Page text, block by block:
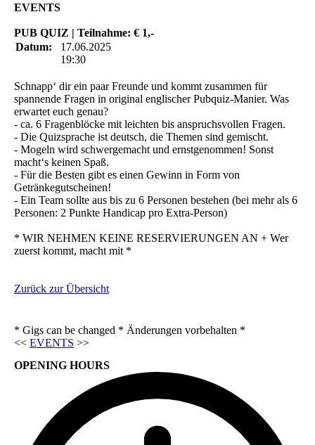
EVENTS
PUB QUIZ | Teilnahme: € 1,-
Datum:
17.06.2025
19:30
Schnapp‘ dir ein paar Freunde und kommt zusammen für
spannende Fragen in original englischer Pubquiz-Manier. Was
erwartet euch genau?
- ca. 6 Fragenblöcke mit leichten bis anspruchsvollen Fragen.
- Die Quizsprache ist deutsch, die Themen sind gemischt.
- Mogeln wird schwergemacht und ernstgenommen! Sonst
macht‘s keinen Spaß.
- Für die Besten gibt es einen Gewinn in Form von
Getränkegutscheinen!
- Ein Team sollte aus bis zu 6 Personen bestehen (bei mehr als 6
Personen: 2 Punkte Handicap pro Extra-Person)
* WIR NEHMEN KEINE RESERVIERUNGEN AN + Wer
zuerst kommt, macht mit *
Zurück zur Übersicht
* Gigs can be changed * Änderungen vorbehalten *
<< EVENTS >>
OPENING HOURS